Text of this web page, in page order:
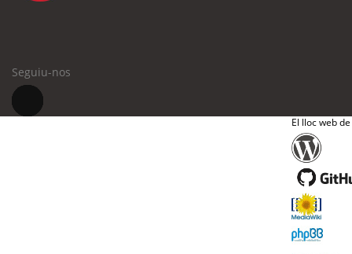
Seguiu-nos
El lloc web